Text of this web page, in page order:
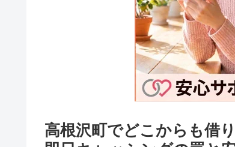
高根沢町でどこからも借